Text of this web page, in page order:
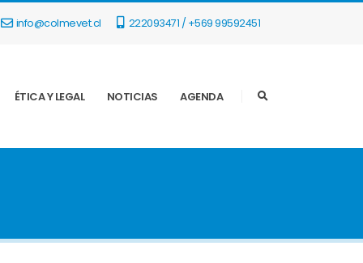
info@colmevet.cl 222093471 / +569 99592451
ÉTICA Y LEGAL NOTICIAS AGENDA